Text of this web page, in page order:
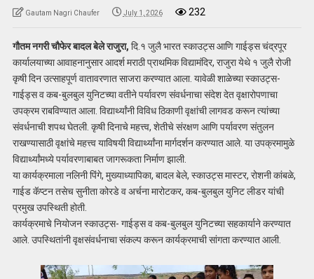
Gautam Nagri Chaufer July 1, 2026 232
गौतम नगरी चौफेर बादल बेले राजुरा, दि.१ जुलै भारत स्काउट्स आणि गाईड्स चंद्रपूर
कार्यालयाच्या आवाहनानुसार आदर्श मराठी प्राथमिक विद्यामंदिर, राजुरा येथे १ जुलै रोजी
कृषी दिन उत्साहपूर्ण वातावरणात साजरा करण्यात आला. यावेळी शाळेच्या स्काउट्स-
गाईड्स व कब-बुलबुल युनिटच्या वतीने पर्यावरण संवर्धनाचा संदेश देत वृक्षारोपणाचा
उपक्रम राबविण्यात आला. विद्यार्थ्यांनी विविध ठिकाणी वृक्षांची लागवड करून त्यांच्या
संवर्धनाची शपथ घेतली. कृषी दिनाचे महत्त्व, शेतीचे संरक्षण आणि पर्यावरण संतुलन
राखण्यासाठी वृक्षांचे महत्त्व याविषयी विद्यार्थ्यांना मार्गदर्शन करण्यात आले. या उपक्रमामुळे
विद्यार्थ्यांमध्ये पर्यावरणाबाबत जागरूकता निर्माण झाली.
या कार्यक्रमाला नलिनी पिंगे, मुख्याध्यापिका, बादल बेले, स्काउट्स मास्टर, रोशनी कांबळे,
गाईड कॅप्टन तसेच सुनीता कोरडे व अर्चना मारोटकर, कब-बुलबुल युनिट लीडर यांची
प्रमुख उपस्थिती होती.
कार्यक्रमाचे नियोजन स्काउट्स- गाईड्स व कब-बुलबुल युनिटच्या सहकार्याने करण्यात
आले. उपस्थितांनी वृक्षसंवर्धनाचा संकल्प करून कार्यक्रमाची सांगता करण्यात आली.